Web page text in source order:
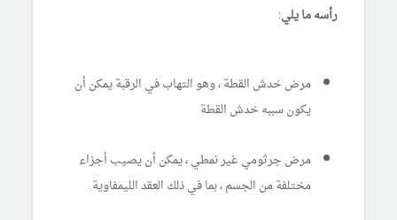
رأسه ما يلي:
مرض خدش القطة ، وهو التهاب في الرقبة يمكن أن
يكون سببه خدش القطة
مرض جرثومي غير نمطي ، يمكن أن يصيب أجزاء
مختلفة من الجسم ، بما في ذلك العقد الليمفاوية.